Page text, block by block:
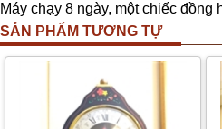
Máy chạy 8 ngày, một chiếc đồng
SẢN PHẨM TƯƠNG TỰ